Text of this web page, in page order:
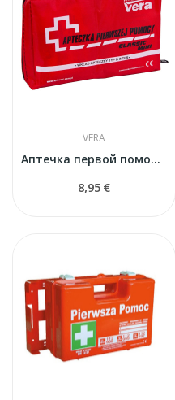
VERA
Аптечка первой помощи Vera B-Inter 05P+
8,95 €